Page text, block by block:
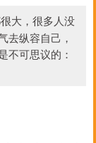
大，很多人没
去纵容自己，
不可思议的：